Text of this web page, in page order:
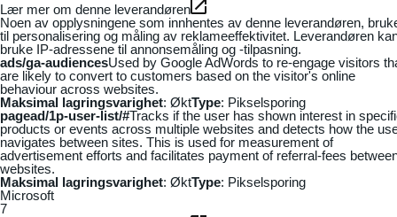
Lær mer om denne leverandøren
Noen av opplysningene som innhentes av denne leverandøren,
til personalisering og måling av reklameeffektivitet. Leverandøren
bruke IP-adressene til annonsemåling og -tilpasning.
ads/ga-audiencesUsed by Google AdWords to re-engage visitors
are likely to convert to customers based on the visitor's online
behaviour across websites.
Maksimal lagringsvarighet: ØktType: Pikselsporing
pagead/1p-user-list/#Tracks if the user has shown interest in
products or events across multiple websites and detects how the
navigates between sites. This is used for measurement of
advertisement efforts and facilitates payment of referral-fees
websites.
Maksimal lagringsvarighet: ØktType: Pikselsporing
Microsoft
7